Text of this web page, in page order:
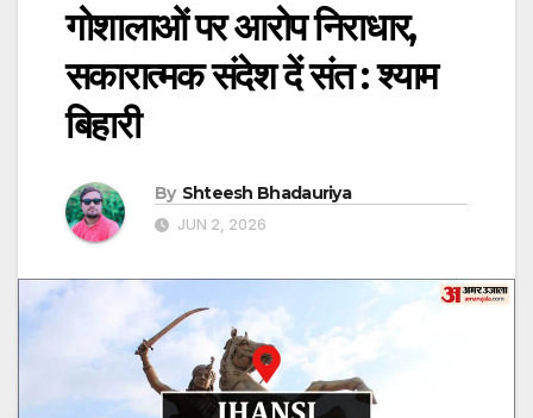
गोशालाओं पर आरोप निराधार,
सकारात्मक संदेश दें संत : श्याम
बिहारी
By Shteesh Bhadauriya
JUN 2, 2026